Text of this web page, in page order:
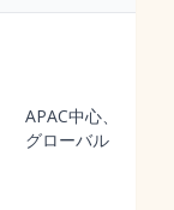
APAC中心、
グローバル